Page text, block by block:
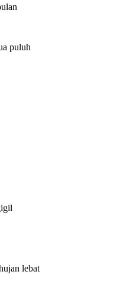
puluh
lebat